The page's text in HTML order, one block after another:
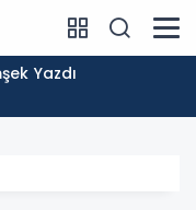
Yazdı